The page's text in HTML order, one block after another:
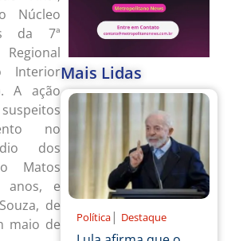
Núcleo
da 7ª
Interior
A ação
no
dos
Matos
anos, e
de
maio de
Mais Lidas
Política | Destaque